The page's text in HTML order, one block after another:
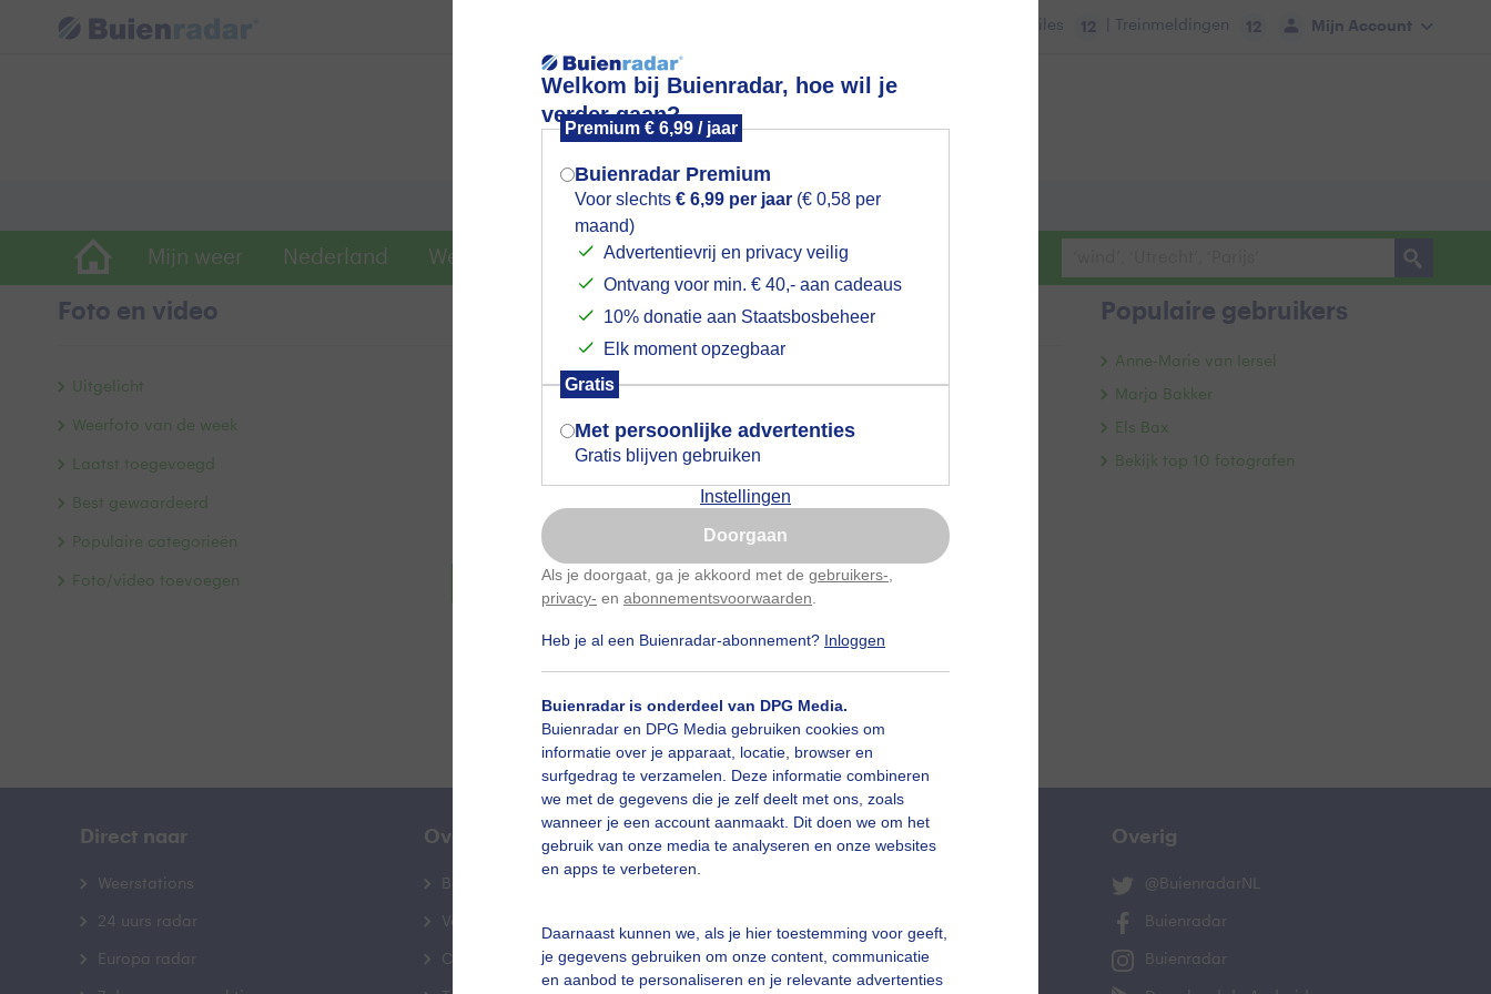
Welkom bij Buienradar, hoe wil je
verder gaan?
Premium € 6,99 / jaar
Buienradar Premium
Voor slechts € 6,99 per jaar (€ 0,58 per
maand)
Advertentievrij en privacy veilig
Ontvang voor min. € 40,- aan cadeaus
10% donatie aan Staatsbosbeheer
Elk moment opzegbaar
Gratis
Met persoonlijke advertenties
Gratis blijven gebruiken
Instellingen
Doorgaan
Als je doorgaat, ga je akkoord met de gebruikers-
privacy- en abonnementsvoorwaarden
Heb je al een Buienradar-abonnement? Inloggen
Buienradar is onderdeel van DPG Media.
Buienradar en DPG Media gebruiken cookies om
informatie over je apparaat, locatie, browser en
surfgedrag te verzamelen. Deze informatie combineren
we met de gegevens die je zelf deelt met ons, zoals
wanneer je een account aanmaakt. Dit doen we om het
gebruik van onze media te analyseren en onze websites
en apps te verbeteren.
Daarnaast kunnen we, als je hier toestemming voor geeft,
je gegevens gebruiken om onze content, communicatie
en aanbod te personaliseren en je relevante advertenties
Mijn Account
Files 12 | Treinmeldingen 12
Lees meer.
Mijn weer Nederland Wereldwijd Foto en video Weerzine
Foto en video
Bekijk slideshow
Een moment geduld aub...
Uitgelicht
Weerfoto van de week
Laatst toegevoegd
Best gewaardeerd
Populaire categorieën
Foto/video toevoegen
Populaire gebruikers
Anne-Marie van Iersel
Marja Bakker
Els Bax
Bekijk top 10 fotografen
Direct naar
Weerstations
24 uurs radar
Europa radar
Over Buienradar
Bedrijfsgegevens
Veelgestelde vragen
Contact
Overig
@BuienradarNL
Buienradar
Buienradar
Mogen we je locatie gebruiken voor
het weer?
Indien je hier nog geen akkoord op hebt
gegeven, verschijnt er zo een pop-up uit
je browser waarin deze toestemming
gevraagd wordt.
Is goed, toon de popup
Nu niet, misschien later
Gebruik je Safari en wil je niet elke dag deze pop-up
Klikhierom dit aan te passen